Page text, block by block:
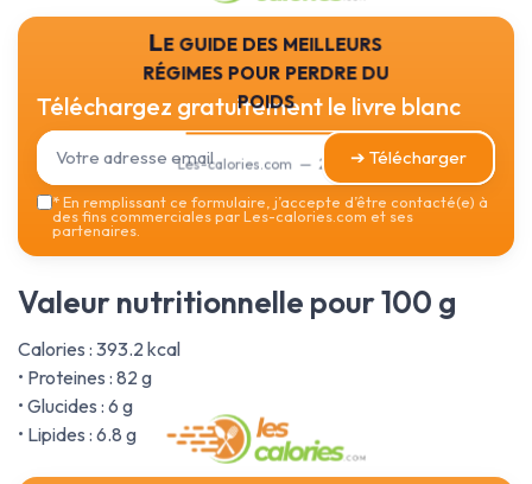
Le guide des meilleurs
régimes pour perdre du
poids
Les-calories.com — 2026
Téléchargez gratuitement le livre blanc
➔ Télécharger
*En remplissant ce formulaire, j’accepte d’être contacté(e) à
des fins commerciales par Les-calories.com et ses
partenaires.
Valeur nutritionnelle pour 100 g
Calories : 393.2 kcal
• Proteines : 82 g
• Glucides : 6 g
• Lipides : 6.8 g